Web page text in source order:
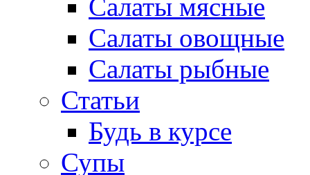
Салаты мясные
Салаты овощные
Салаты рыбные
Статьи
Будь в курсе
Супы